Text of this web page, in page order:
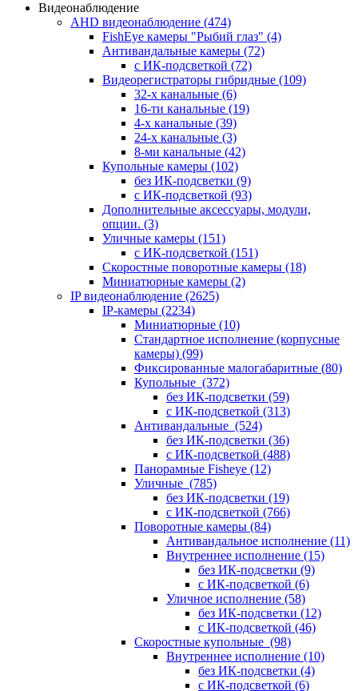
Видеонаблюдение
AHD видеонаблюдение (474)
FishEye камеры "Рыбий глаз" (4)
Антивандальные камеры (72)
с ИК-подсветкой (72)
Видеорегистраторы гибридные (109)
32-х канальные (6)
16-ти канальные (19)
4-х канальные (39)
24-х канальные (3)
8-ми канальные (42)
Купольные камеры (102)
без ИК-подсветки (9)
с ИК-подсветкой (93)
Дополнительные аксессуары, модули,
опции. (3)
Уличные камеры (151)
с ИК-подсветкой (151)
Скоростные поворотные камеры (18)
Миниатюрные камеры (2)
IP видеонаблюдение (2625)
IP-камеры (2234)
Миниатюрные (10)
Стандартное исполнение (корпусные
камеры) (99)
Фиксированные малогабаритные (80)
Купольные (372)
без ИК-подсветки (59)
с ИК-подсветкой (313)
Антивандальные (524)
без ИК-подсветки (36)
с ИК-подсветкой (488)
Панорамные Fisheye (12)
Уличные (785)
без ИК-подсветки (19)
с ИК-подсветкой (766)
Поворотные камеры (84)
Антивандальное исполнение (11)
Внутреннее исполнение (15)
без ИК-подсветки (9)
с ИК-подсветкой (6)
Уличное исполнение (58)
без ИК-подсветки (12)
с ИК-подсветкой (46)
Скоростные купольные (98)
Внутреннее исполнение (10)
без ИК-подсветки (4)
с ИК-подсветкой (6)